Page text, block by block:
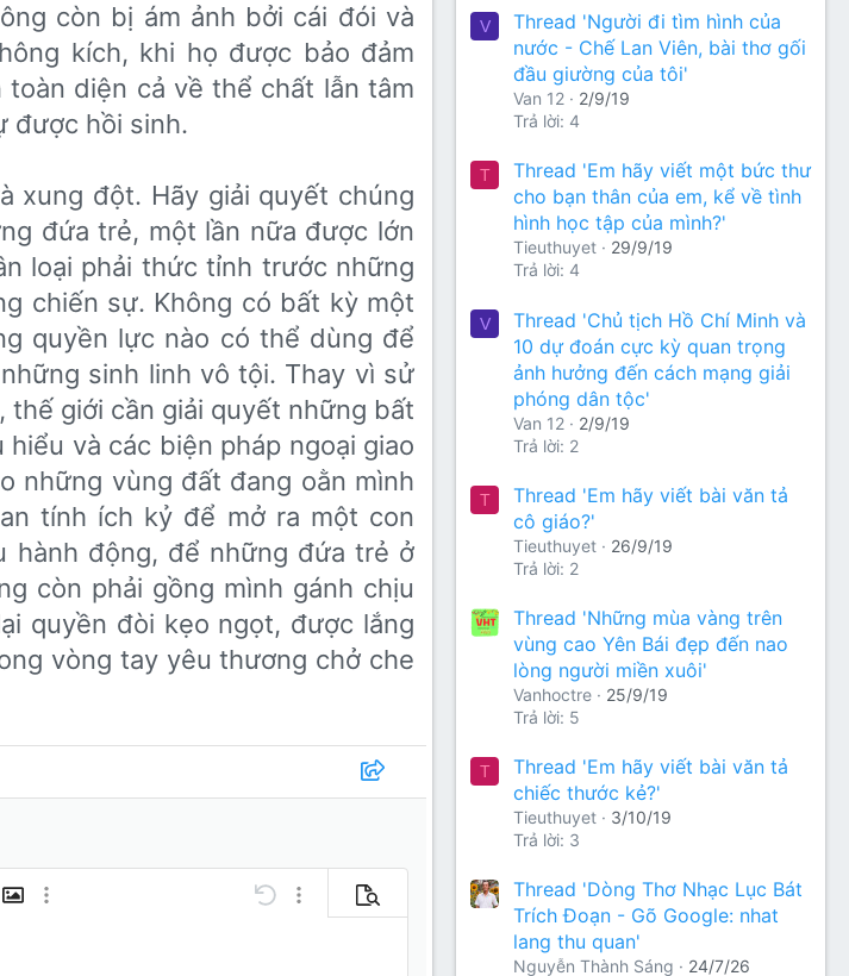
còn bị ám ảnh bởi cái đói và
kích, khi họ được bảo đảm
diện cả về thể chất lẫn tâm
được hồi sinh.
xung đột. Hãy giải quyết chúng
đứa trẻ, một lần nữa được lớn
loại phải thức tỉnh trước những
chiến sự. Không có bất kỳ một
quyền lực nào có thể dùng để
sinh linh vô tội. Thay vì sử
giới cần giải quyết những bất
và các biện pháp ngoại giao
những vùng đất đang oằn mình
tính ích kỷ để mở ra một con
hành động, để những đứa trẻ ở
còn phải gồng mình gánh chịu
quyền đòi kẹo ngọt, được lắng
vòng tay yêu thương chở che
tự
liên kết
Chèn hình ảnh
Thêm tùy chọn… Undo Thêm tùy chọn…
Xem trước
V
Thread 'Người đi tìm hình của
nước - Chế Lan Viên, bài thơ gối
đầu giường của tôi'
Van 12
2/9/19
Trả lời: 4
T
Thread 'Em hãy viết một bức thư
cho bạn thân của em, kể về tình
hình học tập của mình?'
Tieuthuyet
29/9/19
Trả lời: 4
V
Thread 'Chủ tịch Hồ Chí Minh và
10 dự đoán cực kỳ quan trọng
ảnh hưởng đến cách mạng giải
phóng dân tộc'
Van 12
2/9/19
Trả lời: 2
T
Thread 'Em hãy viết bài văn tả
cô giáo?'
Tieuthuyet
26/9/19
Trả lời: 2
Thread 'Những mùa vàng trên
vùng cao Yên Bái đẹp đến nao
lòng người miền xuôi'
Vanhoctre
25/9/19
Trả lời: 5
T
Thread 'Em hãy viết bài văn tả
chiếc thước kẻ?'
Tieuthuyet
3/10/19
Trả lời: 3
Thread 'Dòng Thơ Nhạc Lục Bát
Trích Đoạn - Gõ Google: nhat
lang thu quan'
Nguyễn Thành Sáng
24/7/26